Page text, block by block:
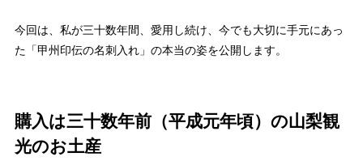
今回は、私が三十数年間、愛用し続け、今でも大切に手元にあっ
た「甲州印伝の名刺入れ」の本当の姿を公開します。
購入は三十数年前（平成元年頃）の山梨観
光のお土産